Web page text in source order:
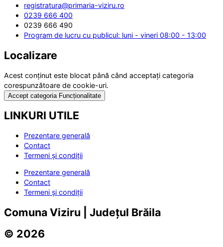
registratura@primaria-viziru.ro
0239 666 400
0239 666 490
Program de lucru cu publicul: luni - vineri 08:00 - 13:00
Localizare
Acest conținut este blocat până când acceptați categoria
corespunzătoare de cookie-uri.
Accept categoria Funcționalitate
LINKURI UTILE
Prezentare generală
Contact
Termeni și condiții
Prezentare generală
Contact
Termeni și condiții
Comuna Viziru | Județul Brăila
© 2026